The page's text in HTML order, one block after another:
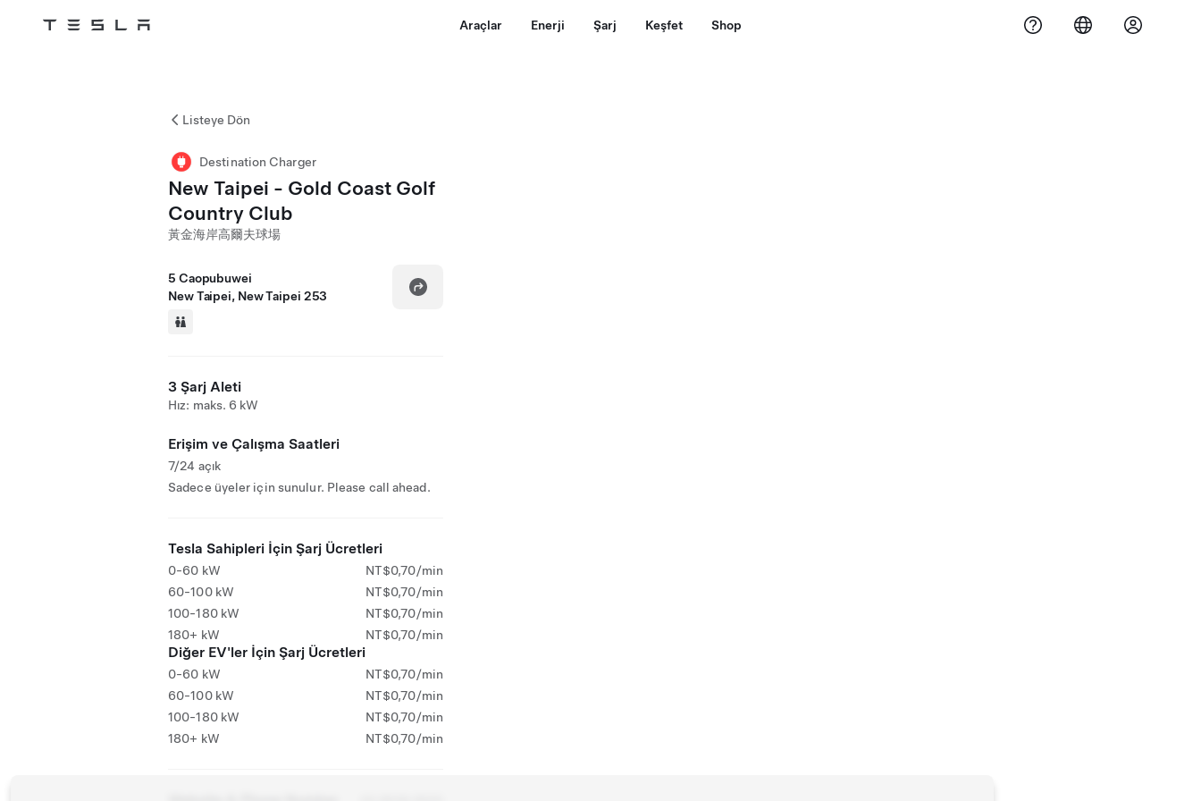
Tesla Araçlar Enerji Şarj Keşfet Shop
Listeye Dön
Destination Charger
New Taipei - Gold Coast Golf
Country Club
黃金海岸高爾夫球場
5 Caopubuwei
New Taipei, New Taipei 253
3 Şarj Aleti
Hız: maks. 6 kW
Erişim ve Çalışma Saatleri
7/24 açık
Sadece üyeler için sunulur. Please call ahead.
Tesla Sahipleri İçin Şarj Ücretleri
0-60 kW
NT$0,70/min
60-100 kW
NT$0,70/min
100-180 kW
NT$0,70/min
180+ kW
NT$0,70/min
Diğer EV'ler İçin Şarj Ücretleri
0-60 kW
NT$0,70/min
60-100 kW
NT$0,70/min
100-180 kW
NT$0,70/min
180+ kW
NT$0,70/min